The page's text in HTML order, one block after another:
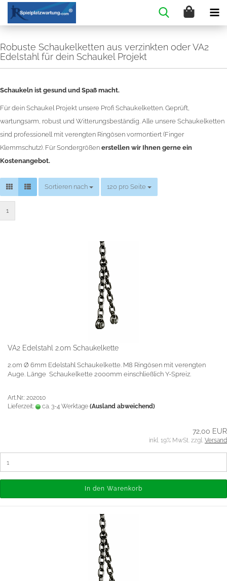
Robuste Schaukelketten aus verzinkten oder VA2
Edelstahl für dein Schaukel Projekt
Schaukeln ist gesund und Spaß macht.
Für dein Schaukel Projekt unsere Profi Schaukelketten. Geprüft,
wartungsarm, robust und Witterungsbeständig. Alle unsere Schaukelketten
sind professionell mit verengten Ringösen vormontiert (Finger
Klemmschutz). Für Sondergrößen erstellen wir Ihnen gerne ein
Kostenangebot.
Sortieren nach
Sortieren nach 120 pro Seite
pro Seite
1
VA2 Edelstahl 2.0m Schaukelkette
2.0m Ø 6mm Edelstahl Schaukelkette. M8 Ringösen mit verengten
Auge. Länge Schaukelkette 2000mm einschließlich Y-Spreiz.
Art.Nr.: 202010
Lieferzeit:
ca. 3-4 Werktage (Ausland abweichend)
72,00 EUR
inkl. 19% MwSt. zzgl. Versand
In den Warenkorb